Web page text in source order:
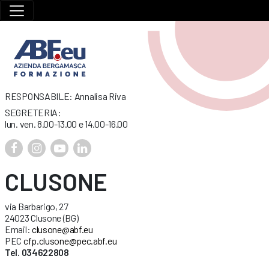
RESPONSABILE: Annalisa Riva
SEGRETERIA:
lun. ven. 8.00-13.00 e 14.00-16.00
CLUSONE
via Barbarigo, 27
24023 Clusone (BG)
Email: clusone@abf.eu
PEC cfp.clusone@pec.abf.eu
Tel. 034622808